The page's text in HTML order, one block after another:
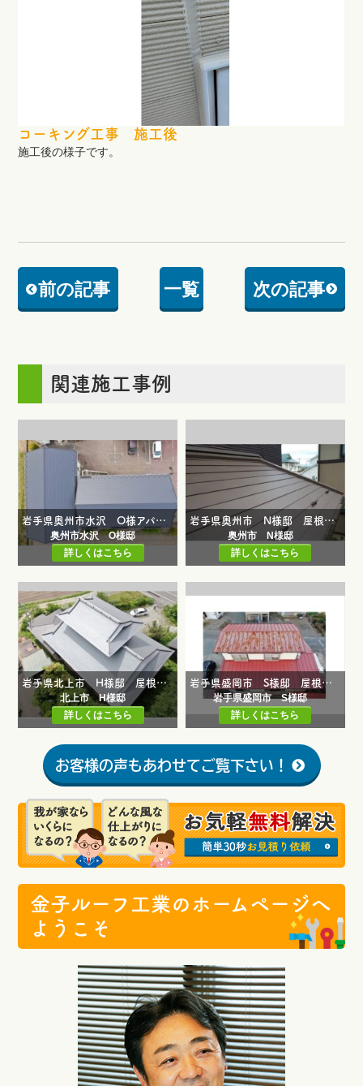
コーキング工事 施工後
施工後の様子です。
前の記事 一覧 次の記事
関連施工事例
岩手県奥州市水沢 O様アパート棟 屋根カバー工事・雪止め取付工事
奥州市水沢 O様邸
詳しくはこちら
岩手県奥州市 N様邸 屋根一部修繕工事
奥州市 N様邸
詳しくはこちら
岩手県北上市 H様邸 屋根葺替え工事・庇修繕工事・ベランダ工事
北上市 H様邸
詳しくはこちら
岩手県盛岡市 S様邸 屋根葺き替え工事
岩手県盛岡市 S様邸
詳しくはこちら
お客様の声もあわせてご覧下さい！
金子ルーフ工業のホームページへ
ようこそ